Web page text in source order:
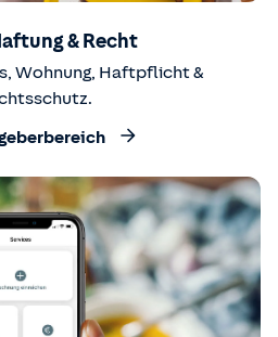
& Recht
Wohnung, Haftpflicht &